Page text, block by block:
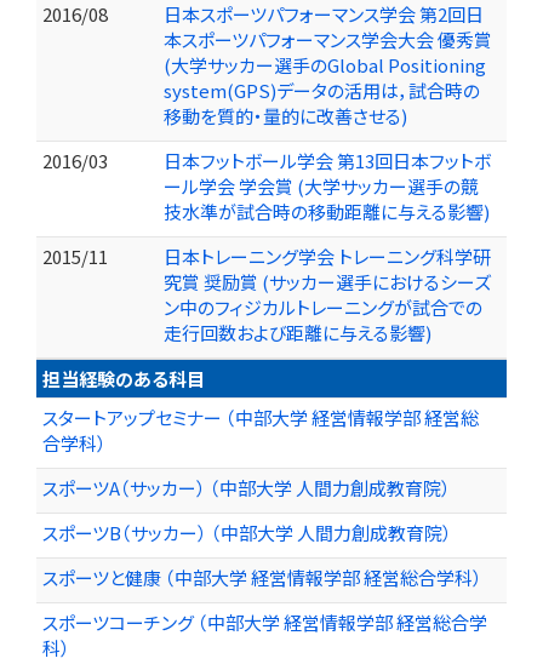
2016/08
日本スポーツパフォーマンス学会 第2回日
本スポーツパフォーマンス学会大会 優秀賞
(大学サッカー選手のGlobal Positioning
system(GPS)データの活用は，試合時の
移動を質的・量的に改善させる)
2016/03
日本フットボール学会 第13回日本フットボ
ール学会 学会賞 (大学サッカー選手の競
技水準が試合時の移動距離に与える影響)
2015/11
日本トレーニング学会 トレーニング科学研
究賞 奨励賞 (サッカー選手におけるシーズ
ン中のフィジカルトレーニングが試合での
走行回数および距離に与える影響)
担当経験のある科目
スタートアップセミナー （中部大学 経営情報学部 経営総
合学科）
スポーツA（サッカー） （中部大学 人間力創成教育院）
スポーツB（サッカー） （中部大学 人間力創成教育院）
スポーツと健康 （中部大学 経営情報学部 経営総合学科）
スポーツコーチング （中部大学 経営情報学部 経営総合学
科）